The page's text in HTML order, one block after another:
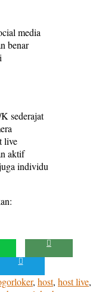
media
benar
sederajat
live
aktif
individu
, host, host live,